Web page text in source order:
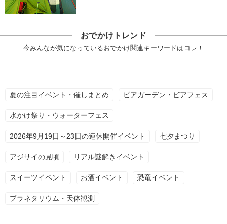
おでかけトレンド
今みんなが気になっているおでかけ関連キーワードはコレ！
夏の注目イベント・催しまとめ ビアガーデン・ビアフェス
水かけ祭り・ウォーターフェス
2026年9月19日～23日の連休開催イベント 七夕まつり
アジサイの見頃 リアル謎解きイベント
スイーツイベント お酒イベント 恐竜イベント
プラネタリウム・天体観測